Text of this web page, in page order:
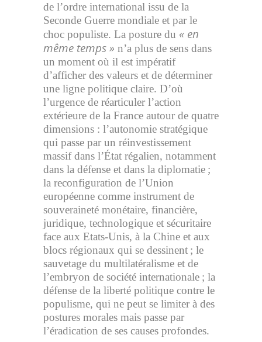
de l’ordre international issu de la
Seconde Guerre mondiale et par le
choc populiste. La posture du « en
même temps » n’a plus de sens dans
un moment où il est impératif
d’afficher des valeurs et de déterminer
une ligne politique claire. D’où
l’urgence de réarticuler l’action
extérieure de la France autour de quatre
dimensions : l’autonomie stratégique
qui passe par un réinvestissement
massif dans l’État régalien, notamment
dans la défense et dans la diplomatie ;
la reconfiguration de l’Union
européenne comme instrument de
souveraineté monétaire, financière,
juridique, technologique et sécuritaire
face aux Etats-Unis, à la Chine et aux
blocs régionaux qui se dessinent ; le
sauvetage du multilatéralisme et de
l’embryon de société internationale ; la
défense de la liberté politique contre le
populisme, qui ne peut se limiter à des
postures morales mais passe par
l’éradication de ses causes profondes.